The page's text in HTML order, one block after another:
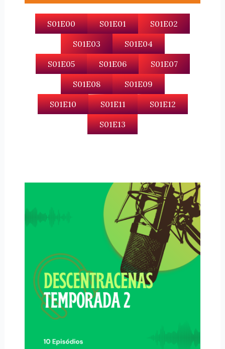
S01E00 S01E01
S01E02
S01E03
S01E04
S01E05
S01E06
S01E07
S01E08
S01E09
S01E10
S01E11
S01E12
S01E13